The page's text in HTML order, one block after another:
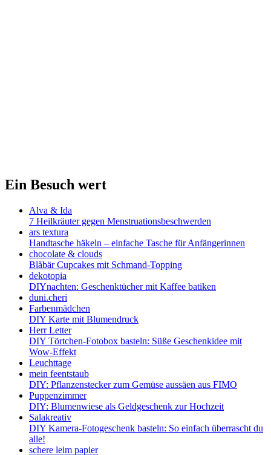
Ein Besuch wert
Alva & Ida
7 Heilkräuter gegen Menstruationsbeschwerden
ars textura
Handtasche häkeln – einfache Tasche für Anfängerinnen
chocolate & clouds
Blåbär Cupcakes mit Schmand-Topping
dekotopia
DIYnachten: Geschenktücher mit Kaffee batiken
duni.cheri
Farbenmädchen
DIY Karte mit Blumendruck
Herr Letter
DIY Törtchen-Fotobox basteln: Süße Geschenkidee mit
Wow-Effekt
Leuchttage
mein feentstaub
DIY: Pflanzenstecker zum Gemüse aussäen aus FIMO
Puppenzimmer
DIY: Blumenwiese als Geldgeschenk zur Hochzeit
Salakreativ
DIY Kamera-Fotogeschenk basteln: So einfach überrascht du
alle!
schere leim papier